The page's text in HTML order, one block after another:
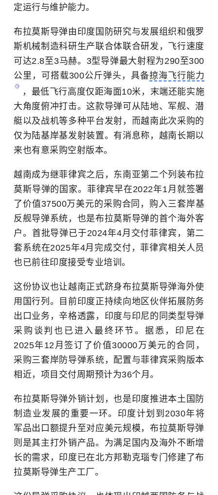
定运行与维护能力。
布拉莫斯导弹由印度国防研究与发展组织和俄罗
斯机械制造科研生产联合体联合研发，飞行速度
可达2.8至3马赫。3型导弹最大射程为290至300
公里，可搭载300公斤弹头，具备掠海飞行能力
，最低飞行高度仅距海面10米，末端还能实施
大角度俯冲打击。这款导弹可从陆地、军舰、潜
艇以及战机等多种平台发射，而越南此次采购的
仅为陆基岸基发射装置。有消息称，越南长期以
来也有意采购空射版本。
越南成为继菲律宾之后，东南亚第二个列装布拉
莫斯导弹的国家。菲律宾早在2022年1月就签署
了价值37500万美元的采购合同，购入三套岸基
反舰导弹系统，也是布拉莫斯导弹的首个海外客
户。首批导弹已于2024年4月交付菲律宾，第二
套系统在2025年4月完成交付，菲律宾相关人员
也已前往印度接受专业培训。
这份协议也让越南正式跻身布拉莫斯导弹海外使
用国行列。目前印度正持续向地区伙伴拓展防务
出口业务，辛格透露，印度与印尼的同类型导弹
采购谈判也已进入最终环节。据悉，印尼在
2025年12月签订了价值30000万美元的合同，
采购三套岸防导弹系统，配置与菲律宾采购版本
相近，项目交付周期预计为36个月。
布拉莫斯导弹外销计划，也是印度推进本土国防
制造业发展的重要一环。印度计划到2030年将
军品出口额提升至对应美元规模，布拉莫斯导弹
则是其主打外销产品。为满足国内及海外不断增
长的需求，印度已在北方邦勒克瑙专门修建了布
拉莫斯导弹生产工厂。